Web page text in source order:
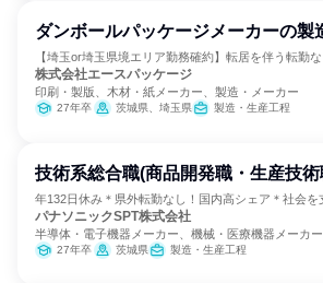
ダンボールパッケージメーカーの製
【埼玉or埼玉県境エリア勤務確約】転居を伴う転勤な
株式会社エースパッケージ
印刷・製版、木材・紙メーカー、製造・メーカー
27年卒 茨城県、埼玉県 製造・生産工程
技術系総合職(商品開発職・生産技術
年132日休み＊県外転勤なし！国内高シェア＊社会を
パナソニックSPT株式会社
半導体・電子機器メーカー、機械・医療機器メーカ
27年卒 茨城県 製造・生産工程